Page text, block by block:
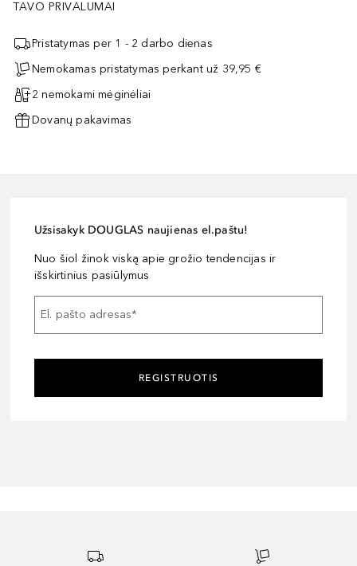
TAVO PRIVALUMAI
Pristatymas per 1 - 2 darbo dienas
Nemokamas pristatymas perkant už 39,95 €
2 nemokami mėginėliai
Dovanų pakavimas
Užsisakyk DOUGLAS naujienas el.paštu!
Nuo šiol žinok viską apie grožio tendencijas ir
išskirtinius pasiūlymus
El. pašto adresas*
REGISTRUOTIS